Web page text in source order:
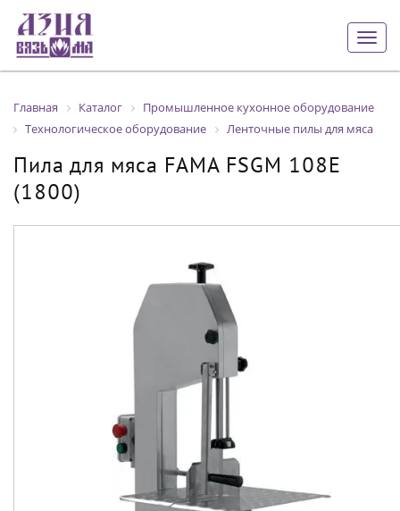
Главная Каталог
Промышленное кухонное оборудование
Технологическое оборудование
Ленточные пилы для мяса
Пила для мяса FAMA FSGM 108E
(1800)